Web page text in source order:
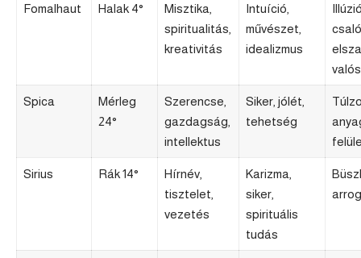
Fomalhaut Halak 4°
Misztika,
spiritualitás,
kreativitás
Intuíció,
művészet,
idealizmus
Spica
Mérleg
24°
Szerencse,
gazdagság,
intellektus
Siker, jólét,
tehetség
Sirius Rák 14°
Hírnév,
tisztelet,
vezetés
Karizma,
siker,
spirituális
tudás